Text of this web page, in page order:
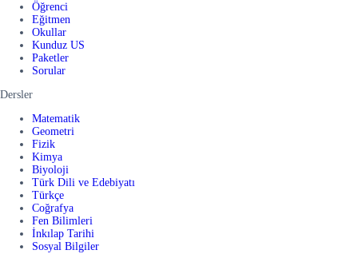
Öğrenci
Eğitmen
Okullar
Kunduz US
Paketler
Sorular
Dersler
Matematik
Geometri
Fizik
Kimya
Biyoloji
Türk Dili ve Edebiyatı
Türkçe
Coğrafya
Fen Bilimleri
İnkılap Tarihi
Sosyal Bilgiler